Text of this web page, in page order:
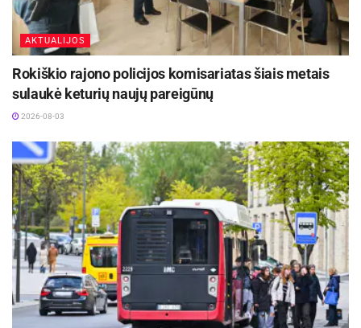
AKTUALIJOS
Rokiškio rajono policijos komisariatas šiais metais
sulaukė keturių naujų pareigūnų
2026-08-03